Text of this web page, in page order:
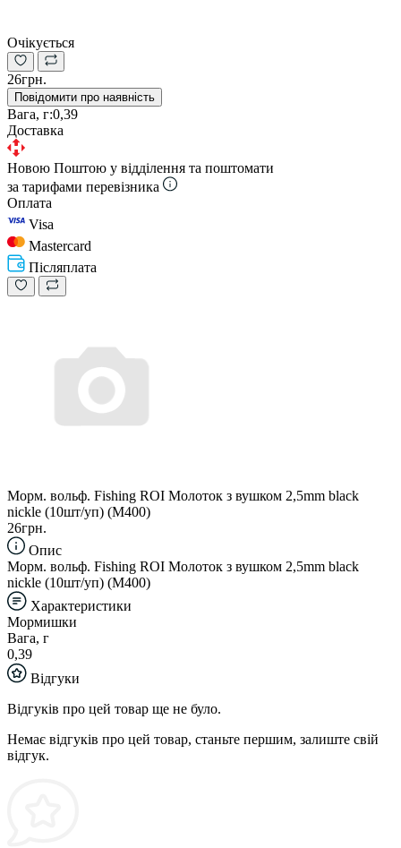
Очікується
26грн.
Повідомити про наявність
Вага, г:0,39
Доставка
Новою Поштою у відділення та поштомати
за тарифами перевізника
Оплата
Visa
Mastercard
Післяплата
Морм. вольф. Fishing ROI Молоток з вушком 2,5mm black
nickle (10шт/уп) (M400)
26грн.
Опис
Морм. вольф. Fishing ROI Молоток з вушком 2,5mm black
nickle (10шт/уп) (M400)
Характеристики
Мормишки
Вага, г
0,39
Відгуки
Відгуків про цей товар ще не було.
Немає відгуків про цей товар, станьте першим, залиште свій
відгук.